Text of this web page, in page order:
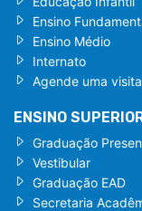
Ensino
Ensino Médio
Internato
Agende uma visita
ENSINO
Graduação
Vestibular
Graduação EAD
Secretaria